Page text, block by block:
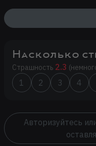
Насколько
Страшность 2.3
1 2 3 4
Авторизуйтесь